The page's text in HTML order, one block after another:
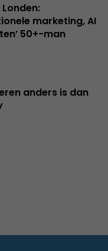
marketing, AI
50+-man
anders is dan